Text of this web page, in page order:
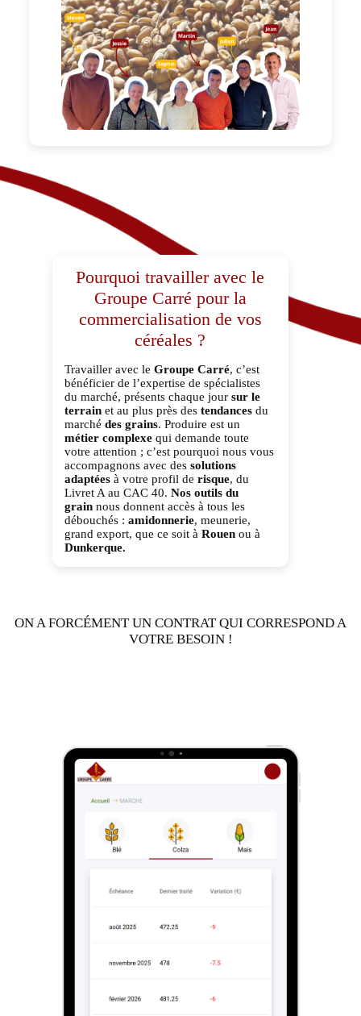
Pourquoi travailler avec le
Groupe Carré pour la
commercialisation de vos
céréales ?
Travailler avec le Groupe Carré, c’est
bénéficier de l’expertise de spécialistes
du marché, présents chaque jour sur le
terrain et au plus près des tendances du
marché des grains. Produire est un
métier complexe qui demande toute
votre attention ; c’est pourquoi nous vous
accompagnons avec des solutions
adaptées à votre profil de risque, du
Livret A au CAC 40. Nos outils du
grain nous donnent accès à tous les
débouchés : amidonnerie, meunerie,
grand export, que ce soit à Rouen ou à
Dunkerque.
ON A FORCÉMENT UN CONTRAT QUI CORRESPOND A
VOTRE BESOIN !